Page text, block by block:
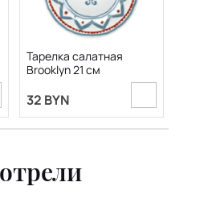
Тарелка салатная
Brooklyn 21 см
32 BYN